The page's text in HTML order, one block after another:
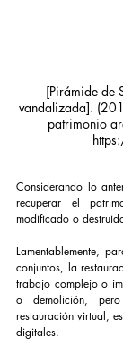
vandalizada].
patrimonio
Considerando lo
recuperar el
modificado o
Lamentablemente,
conjuntos, la
trabajo complejo o
o demolición,
restauración virtual,
digitales.